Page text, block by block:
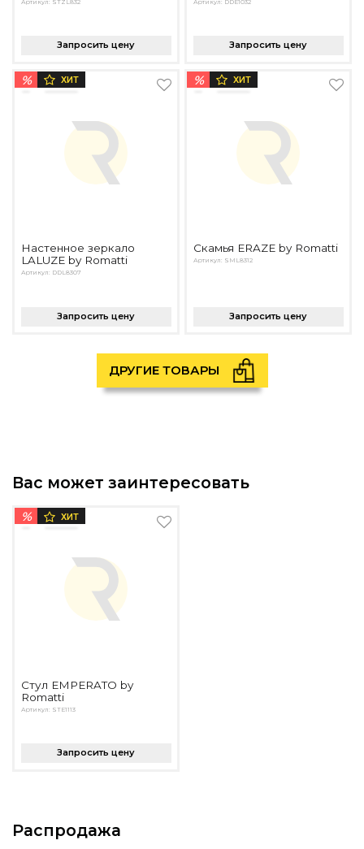
Артикул: STZL832
Запросить цену
Артикул: DDE1032
Запросить цену
% ХИТ
Настенное зеркало
LALUZE by Romatti
Артикул: DDL8307
Запросить цену
% ХИТ
Скамья ERAZE by Romatti
Артикул: SML8312
Запросить цену
ДРУГИЕ ТОВАРЫ
Вас может заинтересовать
% ХИТ
Стул EMPERATO by
Romatti
Артикул: STE1113
Запросить цену
Распродажа